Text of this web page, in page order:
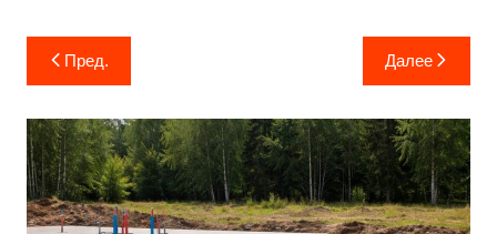
Навигация
по
записям
Пред. Далее